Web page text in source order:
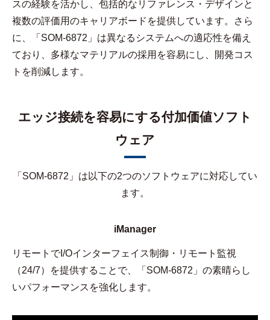
スの経験を活かし、包括的なリファレンス・デザインと
複数の評価用のキャリアボードを提供しています。さら
に、「SOM-6872」は異なるシステムへの適応性を備え
ており、多様なマテリアルの採用を容易にし、開発コス
トを削減します。
エッジ接続を容易にする付加価値ソフト
ウェア
「SOM-6872」は以下の2つのソフトウェアに対応してい
ます。
iManager
リモートでI/Oインターフェイス制御・リモート監視
（24/7）を提供することで、「SOM-6872」の素晴らし
いパフォーマンスを強化します。